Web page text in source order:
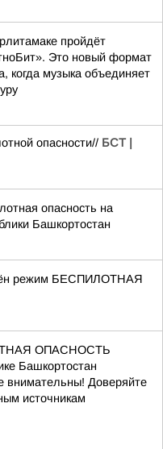
пройдёт
Это новый формат
когда музыка объединяет
опасности// БСТ |
опасность на
Башкортостан
режим БЕСПИЛОТНАЯ
ОПАСНОСТЬ
Башкортостан
внимательны! Доверяйте
источникам